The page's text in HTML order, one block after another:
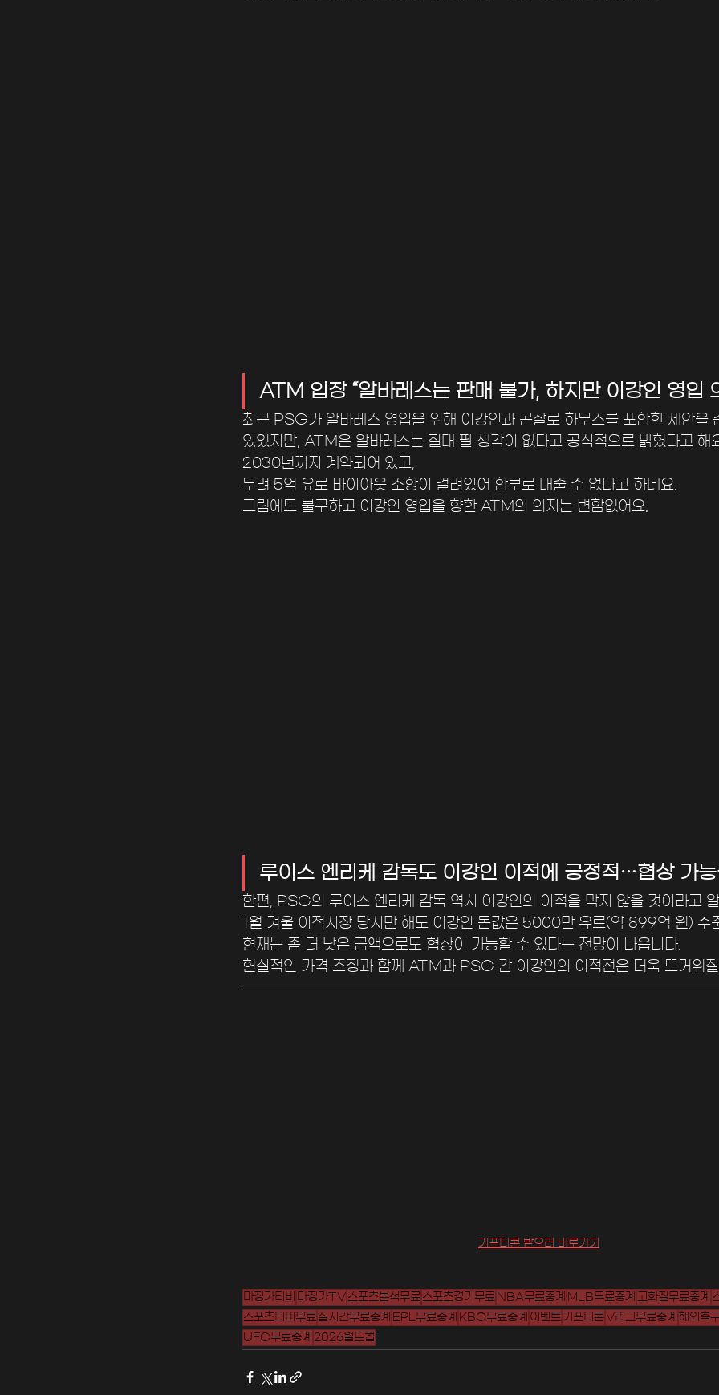
ATM 입장 “알바레스는 판매 불가, 하지만 이강인 영입
최근 PSG가 알바레스 영입을 위해 이강인과 곤살로 하무스를 포함한 제안을
있었지만, ATM은 알바레스는 절대 팔 생각이 없다고 공식적으로 밝혔다고 해
2030년까지 계약되어 있고,
무려 5억 유로 바이아웃 조항이 걸려있어 함부로 내줄 수 없다고 하네요.
그럼에도 불구하고 이강인 영입을 향한 ATM의 의지는 변함없어요.
루이스 엔리케 감독도 이강인 이적에 긍정적…협상 가
한편, PSG의 루이스 엔리케 감독 역시 이강인의 이적을 막지 않을 것이라고 알
1월 겨울 이적시장 당시만 해도 이강인 몸값은 5000만 유로(약 899억 원) 수
현재는 좀 더 낮은 금액으로도 협상이 가능할 수 있다는 전망이 나옵니다.
현실적인 가격 조정과 함께 ATM과 PSG 간 이강인의 이적전은 더욱 뜨거워질
기프티콘 받으러 바로가기
마징가티비 마징가TV 스포츠분석무료 스포츠경기무료 NBA무료중계 MLB무료중계 고화질무료중계
스포츠티비무료 실시간무료중계 EPL무료중계 KBO무료중계 이벤트 기프티콘 V리그무료중계 해외축
UFC무료중계 2026월드컵